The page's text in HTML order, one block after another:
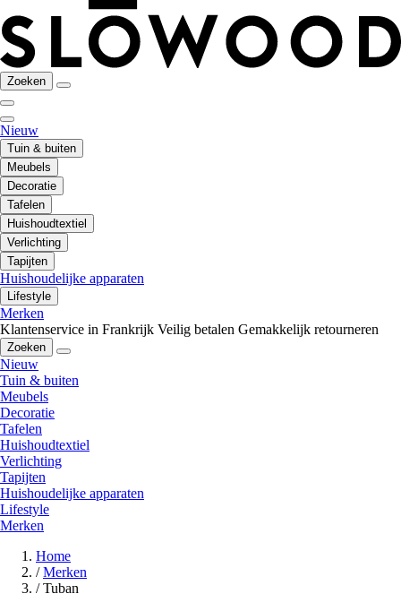
Zoeken
Nieuw
Tuin & buiten
Meubels
Decoratie
Tafelen
Huishoudtextiel
Verlichting
Tapijten
Huishoudelijke apparaten
Lifestyle
Merken
Klantenservice in Frankrijk Veilig betalen Gemakkelijk retourneren
Zoeken
Nieuw
Tuin & buiten
Meubels
Decoratie
Tafelen
Huishoudtextiel
Verlichting
Tapijten
Huishoudelijke apparaten
Lifestyle
Merken
Home
/ Merken
/ Tuban